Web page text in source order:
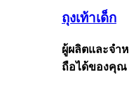
ถุงเท้าเด็ก
ผู้ผลิตและจำ
ถือได้ของคุณ